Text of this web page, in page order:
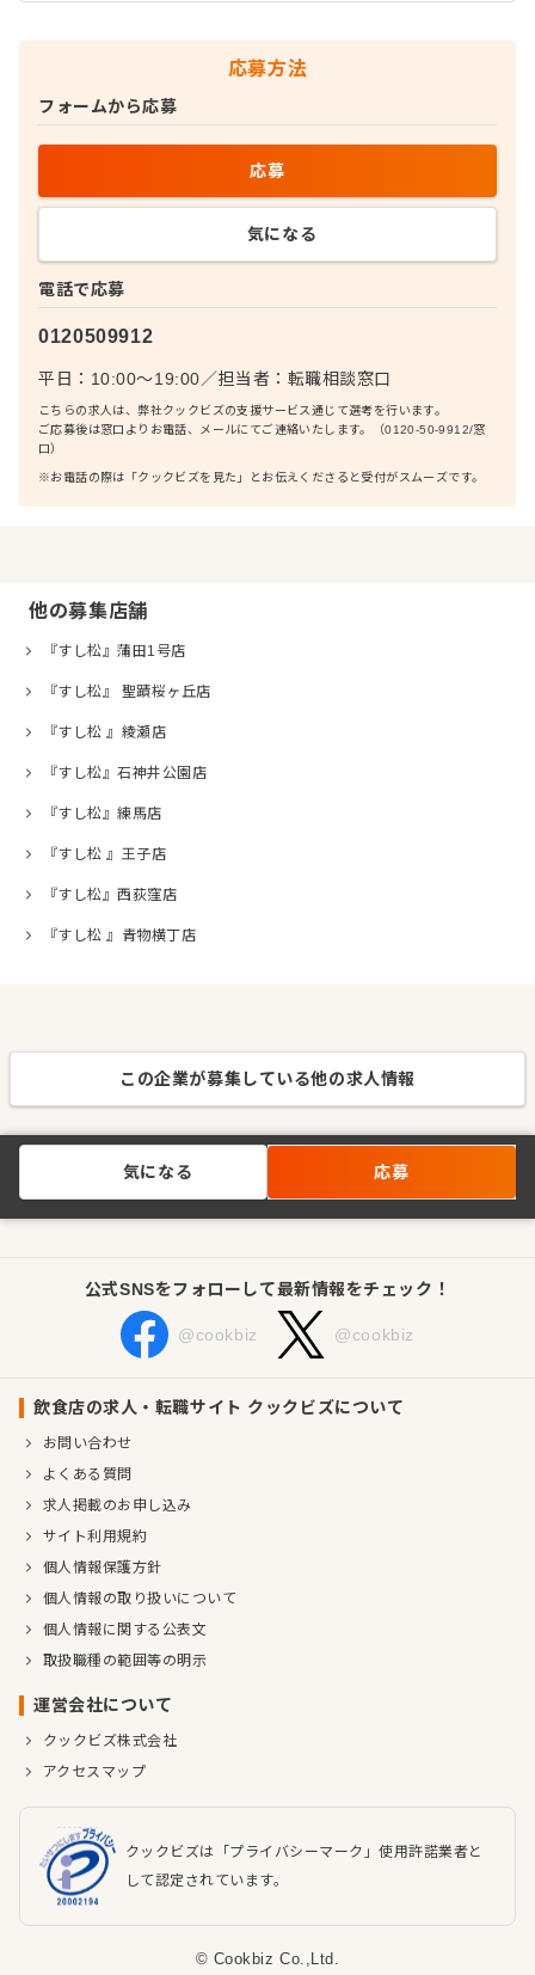
応募方法
電話で応募
0120509912
平日：10:00〜19:00／担当者： 転職相談窓口
こちらの求人は、弊社クックビズの支援サービス通じて選考を行います。
ご応募後は窓口よりお電話、メールにてご連絡いたします。（0120-50-9912/窓
口）
※お電話の際は「クックビズを見た」とお伝えくださると受付がスムーズです。
フォームから応募
応募
気になる
他の募集店舗
『すし松』蒲田1号店
『すし松』 聖蹟桜ヶ丘店
『すし松 』綾瀬店
『すし松』石神井公園店
『すし松』練馬店
『すし松 』王子店
『すし松』西荻窪店
『すし松 』青物横丁店
この企業が募集している他の求人情報
気になる 応募
公式SNSをフォローして最新情報をチェック！
@cookbiz @cookbiz
飲食店の求人・転職サイト クックビズについて
お問い合わせ
よくある質問
求人掲載のお申し込み
サイト利用規約
個人情報保護方針
個人情報の取り扱いについて
個人情報に関する公表文
取扱職種の範囲等の明示
運営会社について
クックビズ株式会社
アクセスマップ
クックビズは「プライバシーマーク」使用許諾業者と
して認定されています。
© Cookbiz Co.,Ltd.